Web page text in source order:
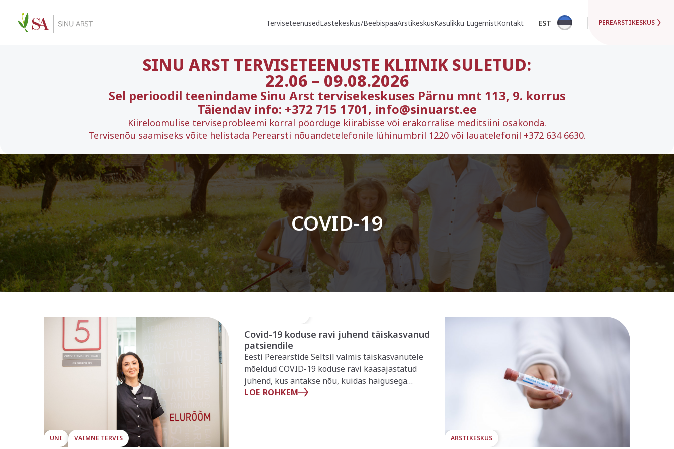
TerviseteenusedLastekeskus/BeebispaaArstikeskusKasulikku LugemistKontakt EST PEREARSTIKESKUS
SINU ARST TERVISETEENUSTE KLIINIK SULETUD:
22.06 – 09.08.2026
Sel perioodil teenindame Sinu Arst tervisekeskuses Pärnu mnt 113, 9. korrus
Täiendav info: +372 715 1701, info@sinuarst.ee
Kiireloomulise terviseprobleemi korral pöörduge kiirabisse või erakorralise meditsiini osakonda.
Tervisenõu saamiseks võite helistada Perearsti nõuandetelefonile lühinumbril 1220 või lauatelefonil +372 634 6630.
COVID-19
UNI VAIMNE TERVIS
UNCATEGORIZED
Covid-19 koduse ravi juhend täiskasvanud
patsiendile
Eesti Perearstide Seltsil valmis täiskasvanutele
mõeldud COVID-19 koduse ravi kaasajastatud
juhend, kus antakse nõu, kuidas haigusega
kodus hakkama saada.
LOE ROHKEM
ARSTIKESKUS